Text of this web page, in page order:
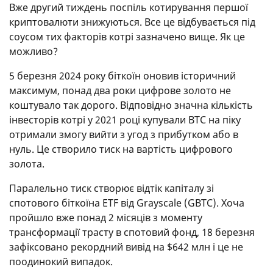
Вже другий тиждень поспіль котирування першої
криптовалюти знижуються. Все це відбувається під
соусом тих факторів котрі зазначено вище. Як це
можливо?
5 березня 2024 року біткоїн оновив історичний
максимум, понад два роки цифрове золото не
коштувало так дорого. Відповідно значна кількість
інвесторів котрі у 2021 році купували BTC на піку
отримали змогу вийти з угод з прибутком або в
нуль. Це створило тиск на вартість цифрового
золота.
Паралельно тиск створює відтік капіталу зі
спотового біткоїна ETF від Grayscale (GBTC). Хоча
пройшло вже понад 2 місяців з моменту
трансформації трасту в спотовий фонд, 18 березня
зафіксовано рекордний вивід на $642 млн і це не
поодинокий випадок.